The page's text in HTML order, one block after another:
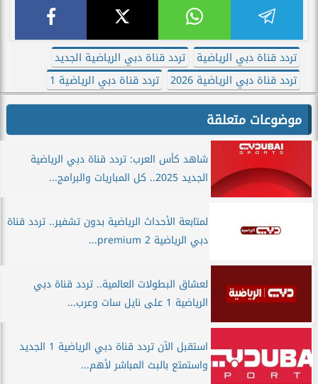
تردد قناة دبي الرياضية
تردد قناة دبي الرياضية الجديد
تردد قناة دبي الرياضية 2026
تردد قناة دبي الرياضية 1
موضوعات متعلقة
شاهد كأس العرب: تردد قناة دبي الرياضية
الجديد 2025.. كل المباريات والبرامج...
لمتابعة الأحداث الرياضية بدون تشفير.. تردد قناة
دبي الرياضية premium 2...
لعشاق البطولات العالمية.. تردد قناة دبي
الرياضية 1 على نايل سات وعرب...
استقبل الآن تردد قناة دبي الرياضية 1 الجديد
واستمتع بالبث المباشر لأهم...